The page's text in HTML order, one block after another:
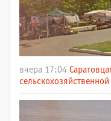
вчера 17:04